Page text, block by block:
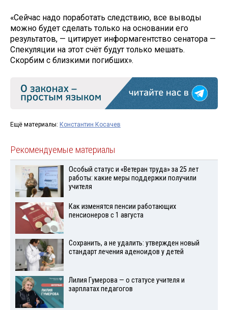
«Сейчас надо поработать следствию, все выводы
можно будет сделать только на основании его
результатов, — цитирует информагентство сенатора —
Спекуляции на этот счёт будут только мешать.
Скорбим с близкими погибших».
Ещё материалы: Константин Косачев
Рекомендуемые материалы
Особый статус и «Ветеран труда» за 25 лет
работы: какие меры поддержки получили
учителя
Как изменятся пенсии работающих
пенсионеров с 1 августа
Сохранить, а не удалить: утвержден новый
стандарт лечения аденоидов у детей
Лилия Гумерова — о статусе учителя и
зарплатах педагогов